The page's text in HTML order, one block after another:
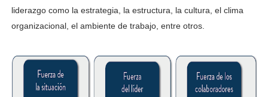
liderazgo como la estrategia, la estructura, la cultura, el clima
organizacional, el ambiente de trabajo, entre otros.